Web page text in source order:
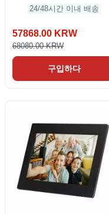
24/48시간 이내 배송
57868.00 KRW
68080.00 KRW
구입하다